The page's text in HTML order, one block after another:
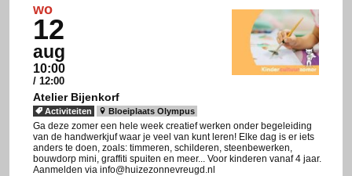
wo
12
aug
10:00
/ 12:00
Atelier Bijenkorf
Activiteiten Bloeiplaats Olympus
Ga deze zomer een hele week creatief werken onder begeleiding
van de handwerkjuf waar je veel van kunt leren! Elke dag is er iets
anders te doen, zoals: timmeren, schilderen, steenbewerken,
bouwdorp mini, graffiti spuiten en meer... Voor kinderen vanaf 4 jaar.
Aanmelden via info@huizezonnevreugd.nl